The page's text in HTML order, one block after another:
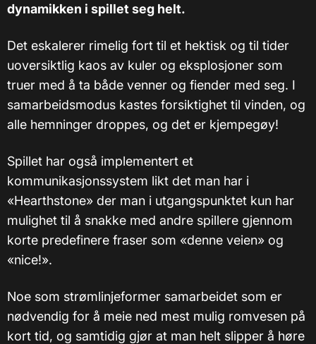
dynamikken i spillet seg helt.
Det eskalerer rimelig fort til et hektisk og til tider
uoversiktlig kaos av kuler og eksplosjoner som
truer med å ta både venner og fiender med seg. I
samarbeidsmodus kastes forsiktighet til vinden, og
alle hemninger droppes, og det er kjempegøy!
Spillet har også implementert et
kommunikasjonssystem likt det man har i
«Hearthstone» der man i utgangspunktet kun har
mulighet til å snakke med andre spillere gjennom
korte predefinere fraser som «denne veien» og
«nice!».
Noe som strømlinjeformer samarbeidet som er
nødvendig for å meie ned mest mulig romvesen på
kort tid, og samtidig gjør at man helt slipper å høre